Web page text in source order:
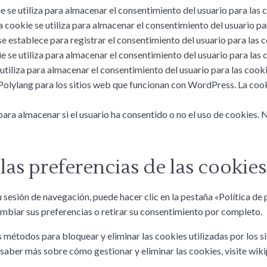
se utiliza para almacenar el consentimiento del usuario para las
se utiliza para almacenar el consentimiento del usuario
establece para registrar el consentimiento del usuario para las
se utiliza para almacenar el consentimiento del usuario para las
para almacenar el consentimiento del usuario para las
para los sitios web que funcionan con WordPress. La
almacenar si el usuario ha consentido o no el uso de cookies.
preferencias de las
de navegación, puede hacer clic en la pestaña «Política
sus preferencias o retirar su consentimiento por completo.
para bloquear y eliminar las cookies utilizadas por los
más sobre cómo gestionar y eliminar las cookies, visite